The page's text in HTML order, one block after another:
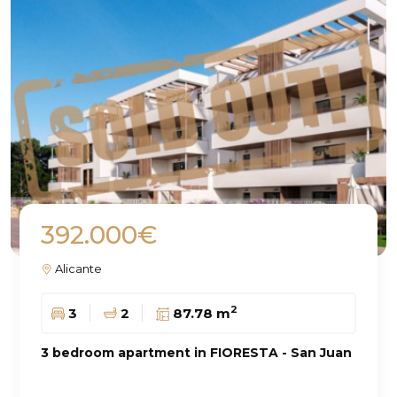
392.000€
Alicante
3 2 87.78 m2
3 bedroom apartment in FIORESTA - San Juan